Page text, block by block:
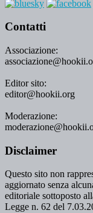
Contatti
Associazione:
Editor sito:
editor@hookii.org
Moderazione:
Disclaimer
Questo sito non
aggiornato senza
editoriale sottoposto
Legge n. 62 del